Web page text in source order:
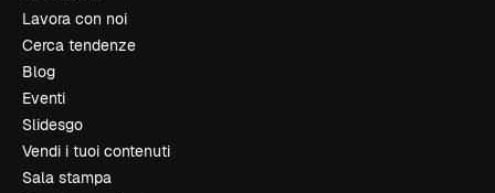
Lavora con noi
Cerca tendenze
Blog
Eventi
Slidesgo
Vendi i tuoi contenuti
Sala stampa